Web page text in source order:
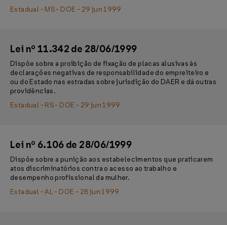
Estadual - MS - DOE - 29 jun 1999
Lei nº 11.342 de 28/06/1999
Dispõe sobre a proibição de fixação de placas alusivas às
declarações negativas de responsabilidade do empreiteiro e
ou do Estado nas estradas sobre jurisdição do DAER e dá outras
providências.
Estadual - RS - DOE - 29 jun 1999
Lei nº 6.106 de 28/06/1999
Dispõe sobre a punição aos estabelecimentos que praticarem
atos discriminatórios contra o acesso ao trabalho e
desempenho profissional da mulher.
Estadual - AL - DOE - 28 jun 1999